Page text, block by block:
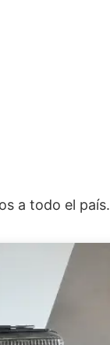
a todo el país.